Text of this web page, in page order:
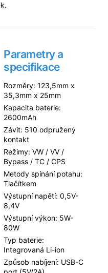
Parametry a
specifikace
Rozměry: 123,5mm x
35,3mm x 25mm
Kapacita baterie:
2600mAh
Závit: 510 odpružený
kontakt
Režimy: VW / VV /
Bypass / TC / CPS
Metody spínání potahu:
Tlačítkem
Výstupní napětí: 0,5V-
8,4V
Výstupní výkon: 5W-
80W
Typ baterie:
Integrovaná Li-ion
Způsob nabíjení: USB-C